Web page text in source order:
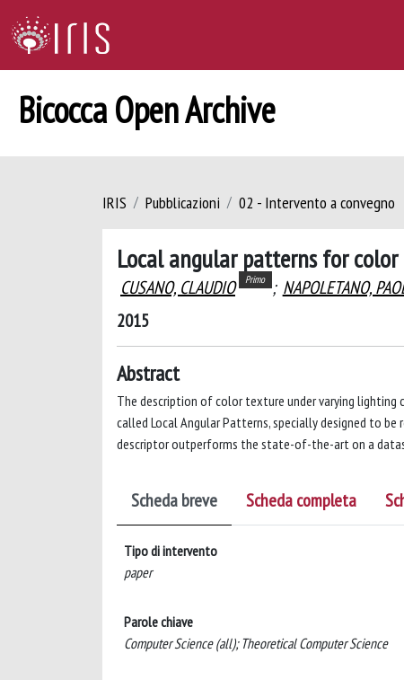
Bicocca Open Archive
IRIS Pubblicazioni 02 - Intervento a convegno
Local angular patterns for
CUSANO, CLAUDIO Primo ; NAPOLETANO,
2015
Abstract
The description of color texture under varying lighting
called Local Angular Patterns, specially designed to
descriptor outperforms the state-of-the-art on a
Scheda breve Scheda completa
Tipo di intervento
paper
Parole chiave
Computer Science (all); Theoretical Computer Science